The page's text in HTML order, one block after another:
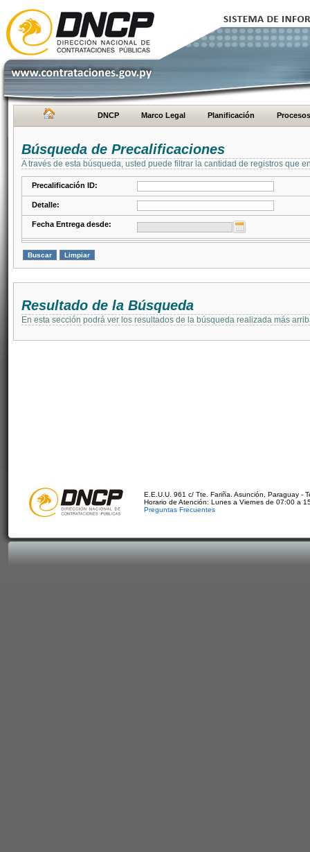
DNCP Marco Legal Planificación Procesos
Búsqueda de Precalificaciones
A través de esta búsqueda, usted puede filtrar la cantidad de registros que
Precalificación ID:
Detalle:
Fecha Entrega desde:
Resultado de la Búsqueda
En esta sección podrá ver los resultados de la búsqueda realizada más
E.E.U.U. 961 c/ Tte. Fariña. Asunción, Paraguay -
Horario de Atención: Lunes a Viernes de 07:00 a
Preguntas Frecuentes